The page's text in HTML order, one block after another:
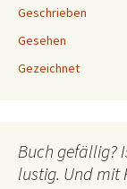
Geschrieben
Gesehen
Gezeichnet
Buch gefällig?
lustig. Und mit